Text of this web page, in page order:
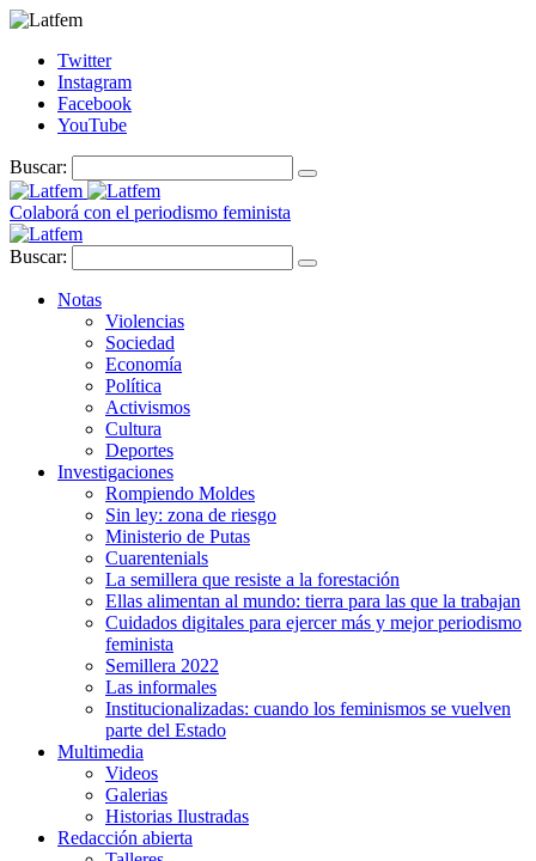
Twitter
Instagram
Facebook
YouTube
Buscar:
Colaborá con el periodismo feminista
Buscar:
Notas
Violencias
Sociedad
Economía
Política
Activismos
Cultura
Deportes
Investigaciones
Rompiendo Moldes
Sin ley: zona de riesgo
Ministerio de Putas
Cuarentenials
La semillera que resiste a la forestación
Ellas alimentan al mundo: tierra para las que la trabajan
Cuidados digitales para ejercer más y mejor periodismo
feminista
Semillera 2022
Las informales
Institucionalizadas: cuando los feminismos se vuelven
parte del Estado
Multimedia
Videos
Galerias
Historias Ilustradas
Redacción abierta